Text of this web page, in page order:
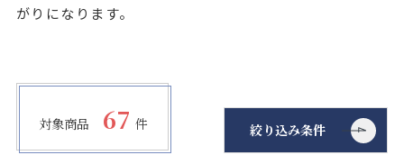
お気に入りリスト
がりになります。
対象商品 67 件 絞り込み条件